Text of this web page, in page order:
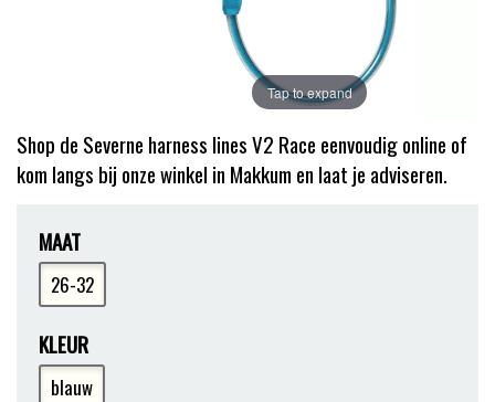
Tap to expand
Shop de Severne harness lines V2 Race eenvoudig online of
kom langs bij onze winkel in Makkum en laat je adviseren.
MAAT
26-32
KLEUR
blauw